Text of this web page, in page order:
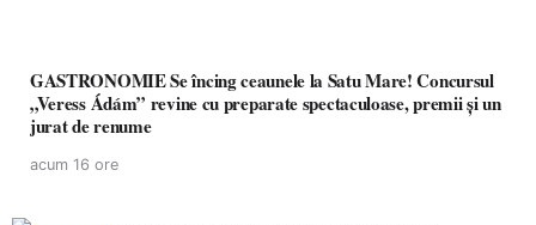
GASTRONOMIE Se încing ceaunele la Satu Mare! Concursul
„Veress Ádám” revine cu preparate spectaculoase, premii și un
jurat de renume
acum 16 ore